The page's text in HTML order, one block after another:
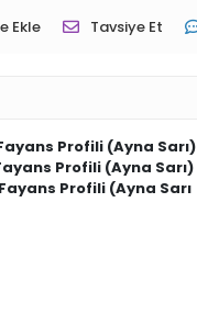
Ekle Tavsiye Et
Profili (Ayna Sarı)
Profili (Ayna Sarı)
Profili (Ayna Sarı